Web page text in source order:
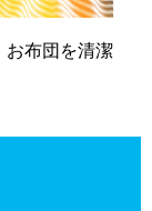
お布団を清潔